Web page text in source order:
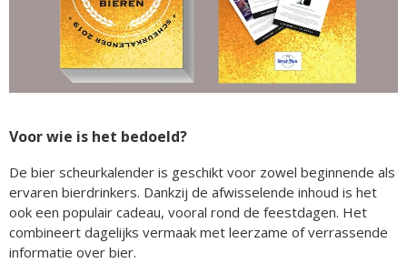
Voor wie is het bedoeld?
De bier scheurkalender is geschikt voor zowel beginnende als
ervaren bierdrinkers. Dankzij de afwisselende inhoud is het
ook een populair cadeau, vooral rond de feestdagen. Het
combineert dagelijks vermaak met leerzame of verrassende
informatie over bier.